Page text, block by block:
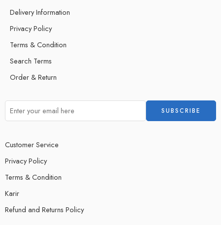
Delivery Information
Privacy Policy
Terms & Condition
Search Terms
Order & Return
Customer Service
Privacy Policy
Terms & Condition
Karir
Refund and Returns Policy